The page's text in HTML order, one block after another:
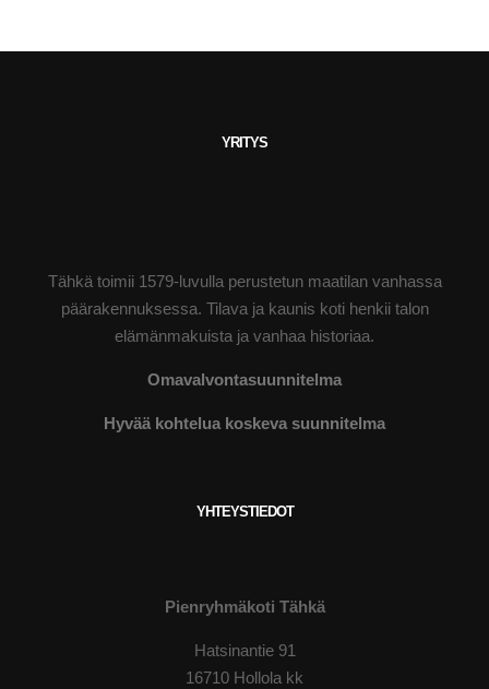
YRITYS
Tähkä toimii 1579-luvulla perustetun maatilan vanhassa
päärakennuksessa. Tilava ja kaunis koti henkii talon
elämänmakuista ja vanhaa historiaa.
Omavalvontasuunnitelma
Hyvää kohtelua koskeva suunnitelma
YHTEYSTIEDOT
Pienryhmäkoti Tähkä
Hatsinantie 91
16710 Hollola kk